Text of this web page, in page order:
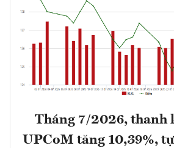
Tháng 7/2026, thanh
UPCoM tăng 10,39%,